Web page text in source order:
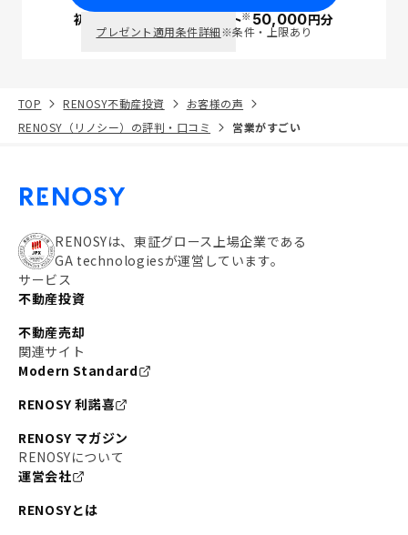
初回面談で ポイント※50,000円分
プレゼント適用条件詳細※条件・上限あり
TOP RENOSY不動産投資
お客様の声
RENOSY（リノシー）の評判・口コミ
営業がすごい
RENOSYは、東証グロース上場企業である
GA technologiesが運営しています。
サービス
不動産投資
不動産売却
関連サイト
Modern Standard
RENOSY 利諾喜
RENOSY マガジン
RENOSYについて
運営会社
RENOSYとは